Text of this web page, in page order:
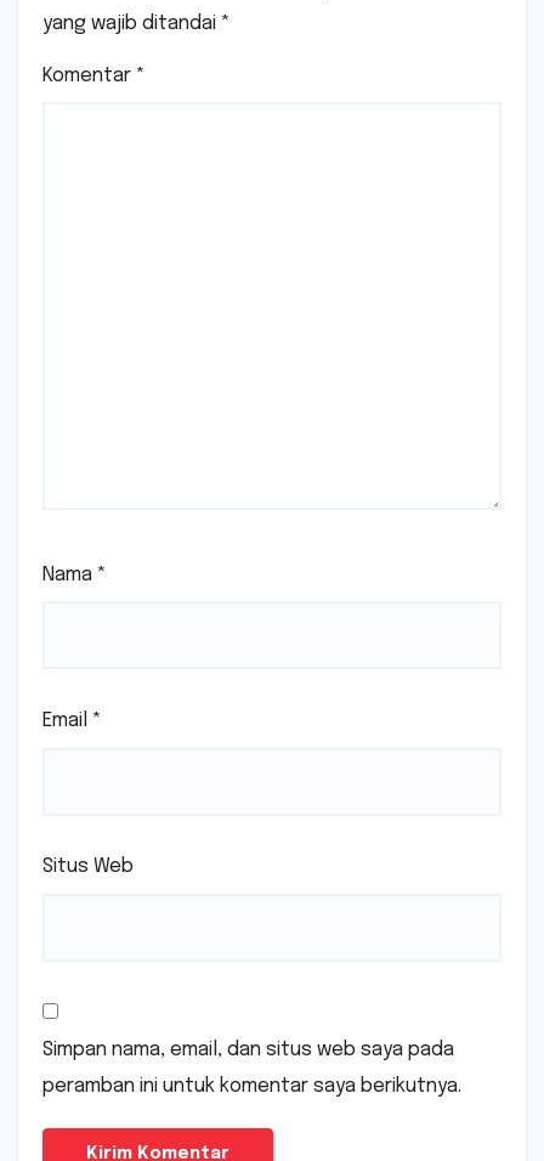
yang wajib ditandai *
Komentar *
Nama *
Email *
Situs Web
Simpan nama, email, dan situs web saya pada
peramban ini untuk komentar saya berikutnya.